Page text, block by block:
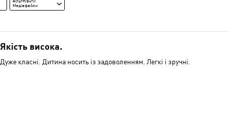
ФІЛЬТРУВАТИ
Медіафайли
Якість висока.
Дуже класні. Дитина носить із задоволенням. Легкі і зручні.